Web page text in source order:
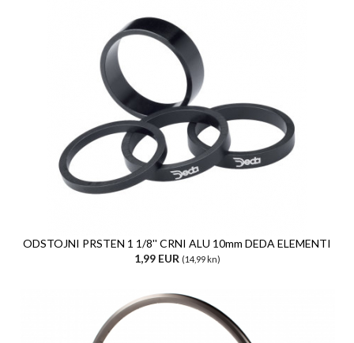
ODSTOJNI PRSTEN 1 1/8'' CRNI ALU 10mm DEDA ELEMENTI
1,99 EUR (14,99 kn)